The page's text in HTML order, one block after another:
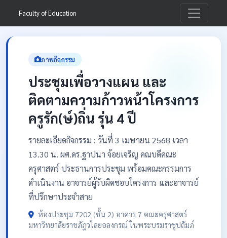
Faculty of Education
ภาพกิจกรรม
ประชุมเพื่อวางแผน และ
ติดตามความก้าวหน้าโครงการ
ครูรัก(ษ์)ถิ่น รุ่น 4 ปี
รายละเอียดกิจกรรม : วันที่ 3 เมษายน 2568 เวลา
13.30 น. ผศ.ดร.ฐาปนา จ้อยเจริญ คณบดีคณะ
ครุศาสตร์ ประธานการประชุม พร้อมคณะกรรมการ
ดำเนินงาน อาจารย์ผู้รับผิดชอบโครงการ และอาจารย์
ที่ปรึกษาประจำสาย
ห้องประชุม 7202 (ชั้น 2) อาคาร 7 คณะครุศาสตร์
มหาวิทยาลัยราชภัฏวไลยอลงกรณ์ ในพระบรมราชูปถัมภ์